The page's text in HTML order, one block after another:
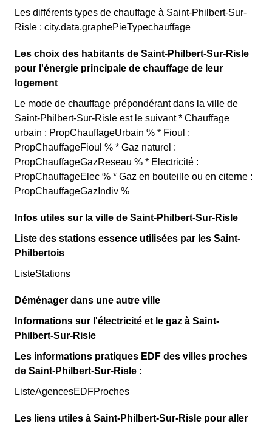
Les différents types de chauffage à Saint-Philbert-Sur-
Risle : city.data.graphePieTypechauffage
Les choix des habitants de Saint-Philbert-Sur-Risle
pour l'énergie principale de chauffage de leur
logement
Le mode de chauffage prépondérant dans la ville de
Saint-Philbert-Sur-Risle est le suivant * Chauffage
urbain : PropChauffageUrbain % * Fioul :
PropChauffageFioul % * Gaz naturel :
PropChauffageGazReseau % * Electricité :
PropChauffageElec % * Gaz en bouteille ou en citerne :
PropChauffageGazIndiv %
Infos utiles sur la ville de Saint-Philbert-Sur-Risle
Liste des stations essence utilisées par les Saint-
Philbertois
ListeStations
Déménager dans une autre ville
Informations sur l'électricité et le gaz à Saint-
Philbert-Sur-Risle
Les informations pratiques EDF des villes proches
de Saint-Philbert-Sur-Risle :
ListeAgencesEDFProches
Les liens utiles à Saint-Philbert-Sur-Risle pour aller